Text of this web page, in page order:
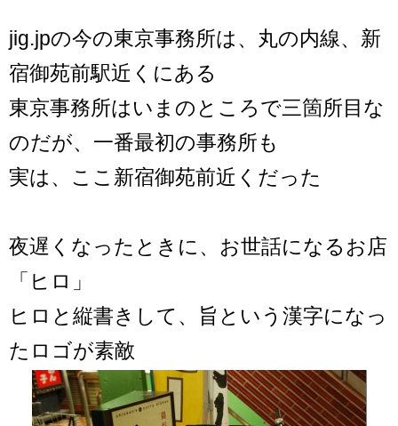
jig.jpの今の東京事務所は、丸の内線、新
宿御苑前駅近くにある
東京事務所はいまのところで三箇所目な
のだが、一番最初の事務所も
実は、ここ新宿御苑前近くだった
夜遅くなったときに、お世話になるお店
「ヒロ」
ヒロと縦書きして、旨という漢字になっ
たロゴが素敵